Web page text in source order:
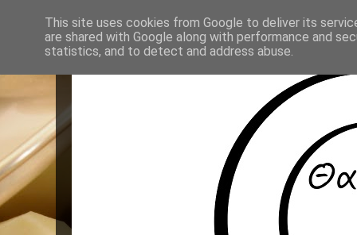
This site uses cookies from Google to deliver its
are shared with Google along with performance and
statistics, and to detect and address abuse.